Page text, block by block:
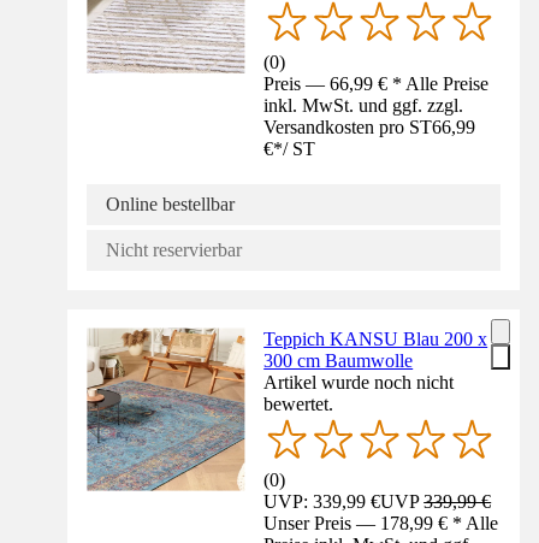
(0)
Preis — 66,99 € * Alle Preise
inkl. MwSt. und ggf. zzgl.
Versandkosten pro ST66,99
€*/ ST
Online bestellbar
Nicht reservierbar
Teppich KANSU Blau 200 x
300 cm Baumwolle
Artikel wurde noch nicht
bewertet.
(0)
UVP: 339,99 €UVP339,99 €
Unser Preis — 178,99 € * Alle